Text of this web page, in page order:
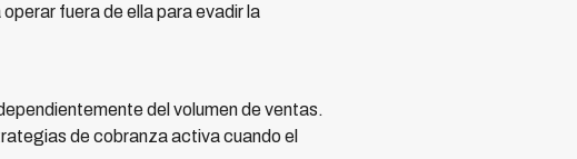
fuera de ella para evadir la
del volumen de ventas.
de cobranza activa cuando el